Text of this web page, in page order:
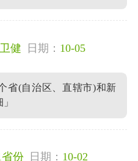
健 日期： 10-05
(自治区、直辖市)和新
省份 日期： 10-02